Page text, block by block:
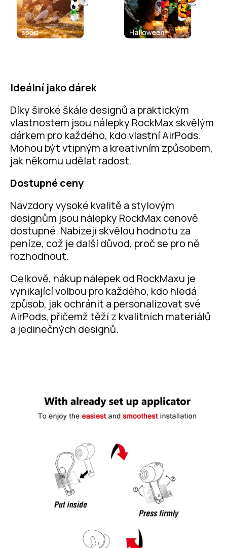
Ideální jako dárek
Díky široké škále designů a praktickým
vlastnostem jsou nálepky RockMax skvělým
dárkem pro každého, kdo vlastní AirPods.
Mohou být vtipným a kreativním způsobem,
jak někomu udělat radost.
Dostupné ceny
Navzdory vysoké kvalitě a stylovým
designům jsou nálepky RockMax cenově
dostupné. Nabízejí skvělou hodnotu za
peníze, což je další důvod, proč se pro ně
rozhodnout.
Celkově, nákup nálepek od RockMaxu je
vynikající volbou pro každého, kdo hledá
způsob, jak ochránit a personalizovat své
AirPods, přičemž těží z kvalitních materiálů
a jedinečných designů.